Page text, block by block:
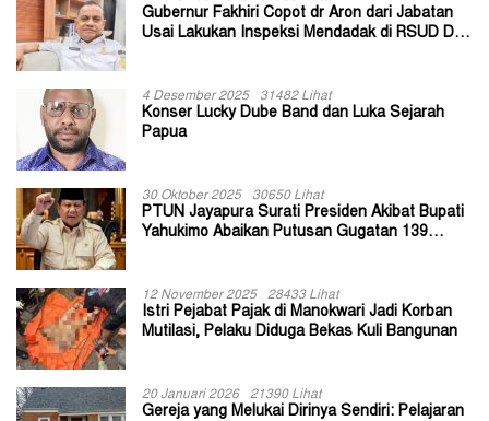
Gubernur Fakhiri Copot dr Aron dari Jabatan
Usai Lakukan Inspeksi Mendadak di RSUD Dok
4 Desember 2025 31482 Lihat
Konser Lucky Dube Band dan Luka Sejarah
Papua
30 Oktober 2025 30650 Lihat
PTUN Jayapura Surati Presiden Akibat Bupati
Yahukimo Abaikan Putusan Gugatan 139
12 November 2025 28433 Lihat
Istri Pejabat Pajak di Manokwari Jadi Korban
Mutilasi, Pelaku Diduga Bekas Kuli Bangunan
20 Januari 2026 21390 Lihat
Gereja yang Melukai Dirinya Sendiri: Pelajaran